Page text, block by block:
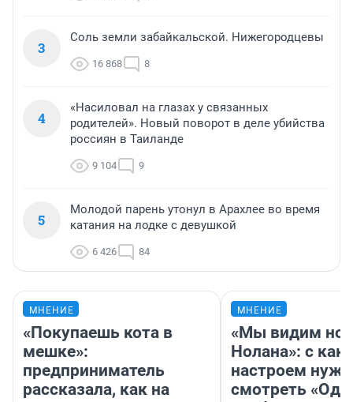
3
Соль земли забайкальской. Нижегородцевы
16 868 8
4
«Насиловал на глазах у связанных
родителей». Новый поворот в деле убийства
россиян в Таиланде
9 104 9
5
Молодой парень утонул в Арахлее во время
катания на лодке с девушкой
6 426 84
МНЕНИЕ
«Покупаешь кота в
мешке»:
предприниматель
рассказала, как на
МНЕНИЕ
«Мы видим
Нолана»: с
настроем
смотреть